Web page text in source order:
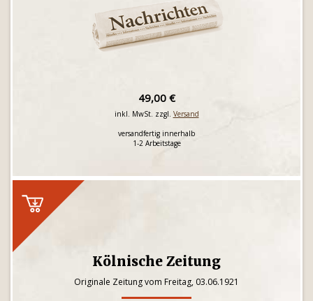
49,00 €
inkl. MwSt. zzgl. Versand
versandfertig innerhalb
1-2 Arbeitstage
Kölnische Zeitung
Originale Zeitung vom Freitag, 03.06.1921